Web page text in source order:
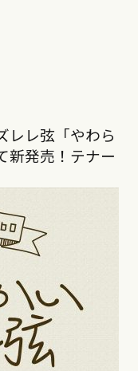
レレ弦「やわら
新発売！テナー